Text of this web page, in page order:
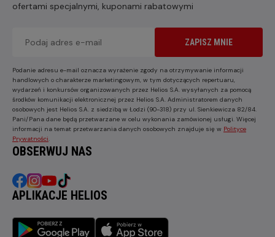
ofertami specjalnymi, kuponami rabatowymi
ZAPISZ MNIE
Podanie adresu e-mail oznacza wyrażenie zgody na otrzymywanie informacji
handlowych o charakterze marketingowym, w tym dotyczących repertuaru,
wydarzeń i konkursów organizowanych przez Helios S.A. wysyłanych za pomocą
środków komunikacji elektronicznej przez Helios S.A. Administratorem danych
osobowych jest Helios S.A. z siedzibą w Łodzi (90-318) przy ul. Sienkiewicza 82/84.
Pani/Pana dane będą przetwarzane w celu wykonania zamówionej usługi. Więcej
informacji na temat przetwarzania danych osobowych znajduje się w Polityce
Prywatności.
OBSERWUJ NAS
APLIKACJE HELIOS